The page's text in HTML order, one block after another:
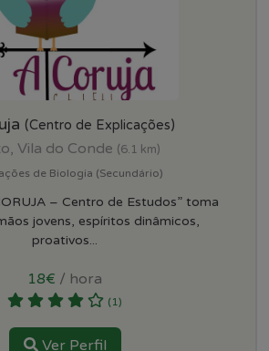
(Centro de Explicações)
Vila do Conde (6.1 km)
de Biologia (Secundário)
– Centro de Estudos” toma
jovens, espíritos dinâmicos,
proativos...
18€ / hora
(1)
Ver Perfil